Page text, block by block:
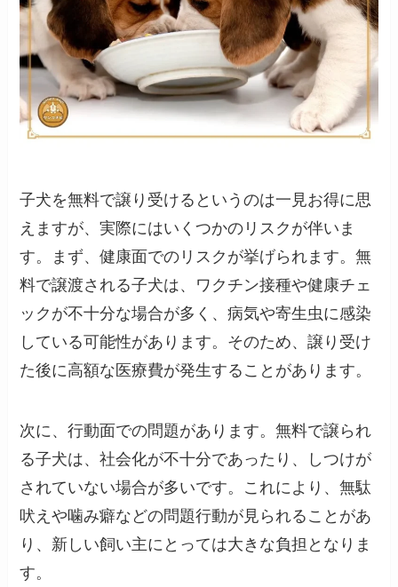
子犬を無料で譲り受けるというのは一見お得に思
えますが、実際にはいくつかのリスクが伴いま
す。まず、健康面でのリスクが挙げられます。無
料で譲渡される子犬は、ワクチン接種や健康チェ
ックが不十分な場合が多く、病気や寄生虫に感染
している可能性があります。そのため、譲り受け
た後に高額な医療費が発生することがあります。
次に、行動面での問題があります。無料で譲られ
る子犬は、社会化が不十分であったり、しつけが
されていない場合が多いです。これにより、無駄
吠えや噛み癖などの問題行動が見られることがあ
り、新しい飼い主にとっては大きな負担となりま
す。